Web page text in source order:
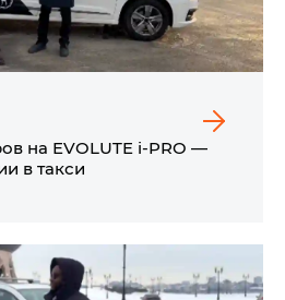
на EVOLUTE i‑PRO —
в такси